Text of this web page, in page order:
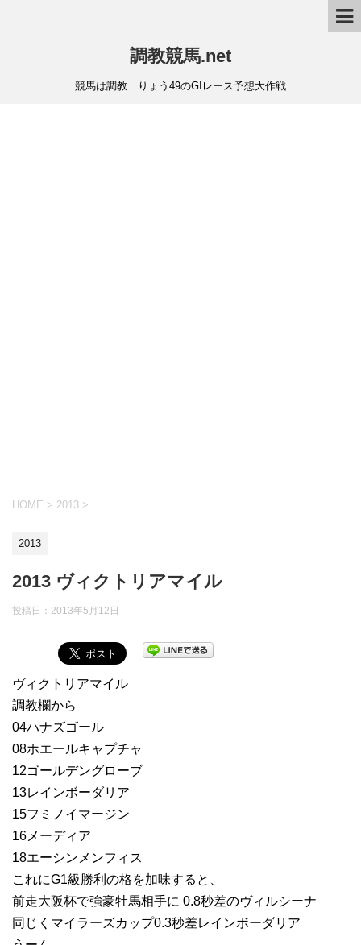
調教競馬.net
競馬は調教 りょう49のGIレース予想大作戦
HOME > 2013 >
2013
2013 ヴィクトリアマイル
投稿日： 2013年5月12日
ヴィクトリアマイル
調教欄から
04ハナズゴール
08ホエールキャプチャ
12ゴールデングローブ
13レインボーダリア
15フミノイマージン
16メーディア
18エーシンメンフィス
これにG1級勝利の格を加味すると、
前走大阪杯で強豪牡馬相手に 0.8秒差のヴィルシーナ
同じくマイラーズカップ0.3秒差レインボーダリア